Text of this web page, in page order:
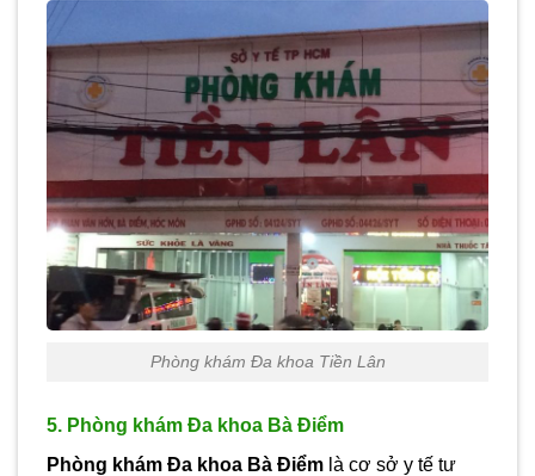
Phòng khám Đa khoa Tiền Lân
5. Phòng khám Đa khoa Bà Điểm
Phòng khám Đa khoa Bà Điểm là cơ sở y tế tư